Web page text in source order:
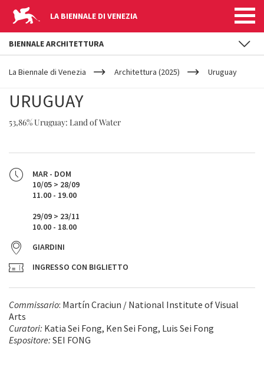
LA BIENNALE DI VENEZIA
YOUR
ARE
La Biennale di Venezia Architettura (2025) Uruguay
URUGUAY
53,86% Uruguay: Land of Water
MAR - DOM
10/05 > 28/09
11.00 - 19.00
29/09 > 23/11
10.00 - 18.00
GIARDINI
INGRESSO CON BIGLIETTO
Commissario: Martín Craciun / National Institute of Visual
Arts
Curatori: Katia Sei Fong, Ken Sei Fong, Luis Sei Fong
Espositore: SEI FONG
BIENNALE ARCHITETTURA